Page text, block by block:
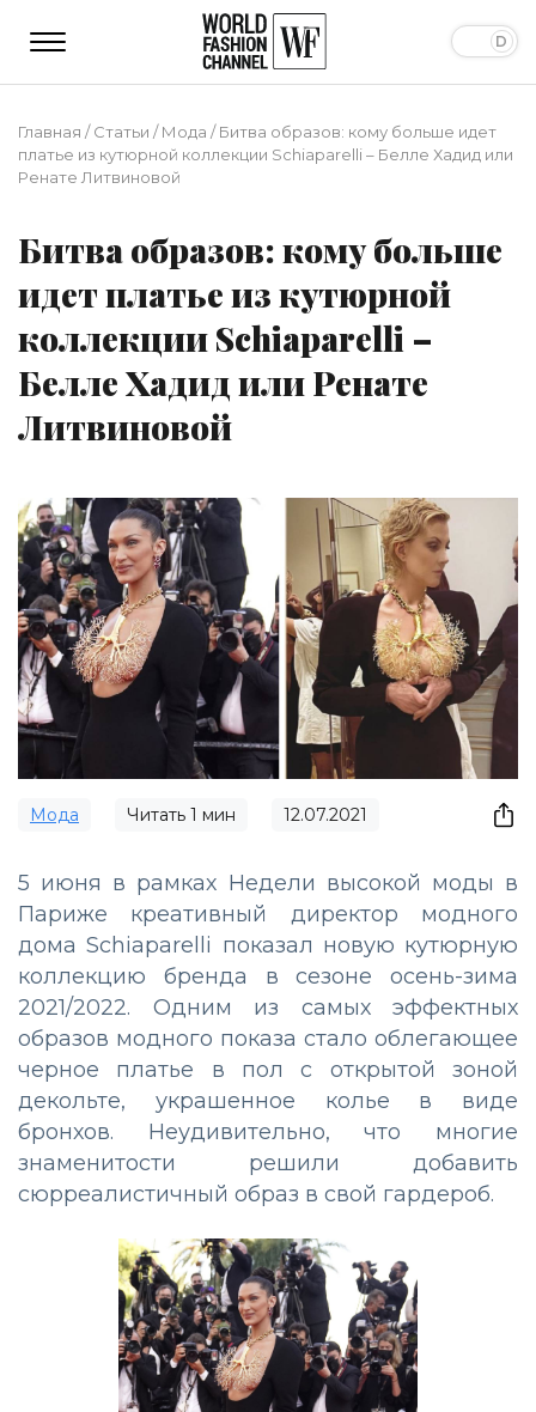
Главная /Статьи /Мода /Битва образов: кому больше идет
платье из кутюрной коллекции Schiaparelli – Белле Хадид или
Ренате Литвиновой
Битва образов: кому больше
идет платье из кутюрной
коллекции Schiaparelli –
Белле Хадид или Ренате
Литвиновой
Мода Читать 1 мин 12.07.2021
5 июня в рамках Недели высокой моды в
Париже креативный директор модного
дома Schiaparelli показал новую кутюрную
коллекцию бренда в сезоне осень-зима
2021/2022. Одним из самых эффектных
образов модного показа стало облегающее
черное платье в пол с открытой зоной
декольте, украшенное колье в виде
бронхов. Неудивительно, что многие
знаменитости решили добавить
сюрреалистичный образ в свой гардероб.